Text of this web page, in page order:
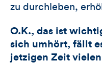
zu durchleben,
O.K., das ist
sich umhört, fällt
jetzigen Zeit